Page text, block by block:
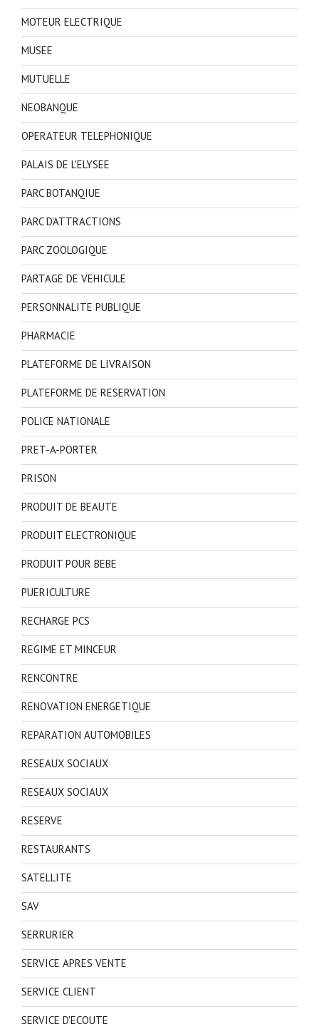
MOTEUR ELECTRIQUE
MUSEE
MUTUELLE
NEOBANQUE
OPERATEUR TELEPHONIQUE
PALAIS DE L'ELYSEE
PARC BOTANQIUE
PARC D'ATTRACTIONS
PARC ZOOLOGIQUE
PARTAGE DE VEHICULE
PERSONNALITE PUBLIQUE
PHARMACIE
PLATEFORME DE LIVRAISON
PLATEFORME DE RESERVATION
POLICE NATIONALE
PRET-A-PORTER
PRISON
PRODUIT DE BEAUTE
PRODUIT ELECTRONIQUE
PRODUIT POUR BEBE
PUERICULTURE
RECHARGE PCS
REGIME ET MINCEUR
RENCONTRE
RENOVATION ENERGETIQUE
REPARATION AUTOMOBILES
RESEAUX SOCIAUX
RESEAUX SOCIAUX
RESERVE
RESTAURANTS
SATELLITE
SAV
SERRURIER
SERVICE APRES VENTE
SERVICE CLIENT
SERVICE D'ECOUTE